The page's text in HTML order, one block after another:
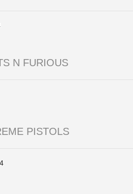
N FURIOUS
PISTOLS